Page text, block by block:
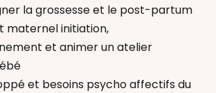
la grossesse et le post-partum
maternel initiation,
et animer un atelier
et besoins psycho affectifs du